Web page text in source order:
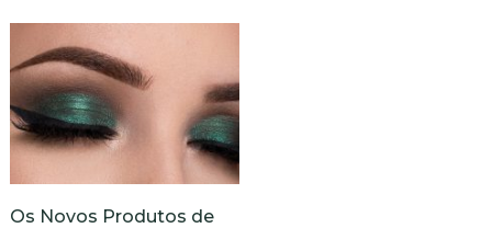
Os Novos Produtos de